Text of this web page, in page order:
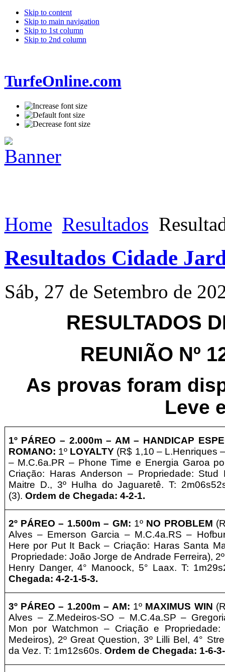
Skip to content
Skip to main navigation
Skip to 1st column
Skip to 2nd column
TurfeOnline.com
Home Resultados
Resultados Cidade
Sáb, 27 de Setembro de
RESULTADOS
REUNIÃO Nº
As provas foram
Leve
1º PÁREO – 2.000m – AM – HANDICAP
ROMANO: 1º LOYALTY (R$ 1,10 – L.Henriques
– M.C.6a.PR – Phone Time e Energia Garoa
Criação: Haras Anderson – Propriedade: Stud
Maitre D., 3º Hulha do Jaguaretê. T:
(3). Ordem de Chegada: 4-2-1.
2º PÁREO – 1.500m – GM: 1º NO PROBLEM
Alves – Emerson Garcia – M.C.4a.RS –
Here por Put It Back – Criação: Haras Santa
Propriedade: João Jorge de Andrade Ferreira),
Henry Danger, 4° Manoock, 5° Laax. T:
Chegada: 4-2-1-5-3.
3º PÁREO – 1.200m – AM: 1º MAXIMUS WIN
Alves – Z.Medeiros-SO – M.C.4a.SP –
Mon por Watchmon – Criação e
Medeiros), 2º Great Question, 3º Lilli Bel, 4°
da Vez. T: 1m12s60s. Ordem de Chegada: 1-6-